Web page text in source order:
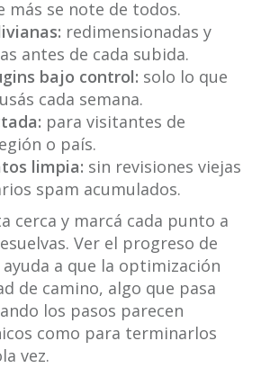
más se note de todos.
redimensionadas y
antes de cada subida.
bajo control: solo lo que
cada semana.
para visitantes de
o país.
limpia: sin revisiones viejas
spam acumulados.
cerca y marcá cada punto a
Ver el progreso de
a que la optimización
de camino, algo que pasa
los pasos parecen
como para terminarlos
vez.